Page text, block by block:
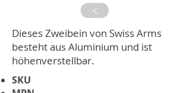
>
Dieses Zweibein von Swiss Arms
besteht aus Aluminium und ist
höhenverstellbar.
SKU